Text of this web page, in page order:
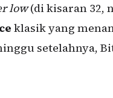
low(di kisaran 32,
klasik yang
setelahnya,